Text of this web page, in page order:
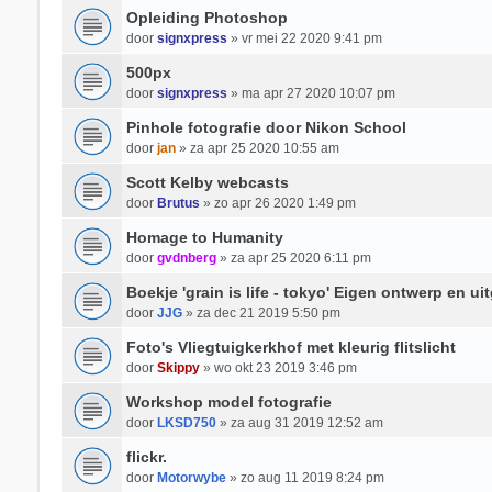
Opleiding Photoshop
door signxpress » vr mei 22 2020 9:41 pm
500px
door signxpress » ma apr 27 2020 10:07 pm
Pinhole fotografie door Nikon School
door jan» za apr 25 2020 10:55 am
Scott Kelby webcasts
door Brutus » zo apr 26 2020 1:49 pm
Homage to Humanity
door gvdnberg» za apr 25 2020 6:11 pm
Boekje 'grain is life - tokyo' Eigen ontwerp en
door JJG» za dec 21 2019 5:50 pm
Foto's Vliegtuigkerkhof met kleurig flitslicht
door Skippy» wo okt 23 2019 3:46 pm
Workshop model fotografie
door LKSD750» za aug 31 2019 12:52 am
flickr.
door Motorwybe» zo aug 11 2019 8:24 pm